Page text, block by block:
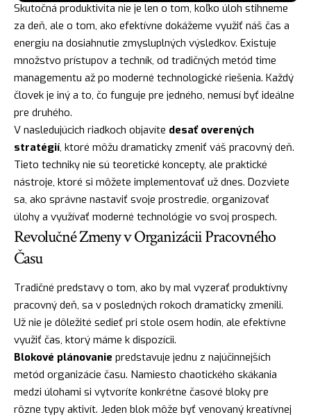
Skutočná produktivita nie je len o tom, koľko úloh stihneme
za deň, ale o tom, ako efektívne dokážeme využiť náš čas a
energiu na dosiahnutie zmysluplných výsledkov. Existuje
množstvo prístupov a techník, od tradičných metód time
managementu až po moderné technologické riešenia. Každý
človek je iný a to, čo funguje pre jedného, nemusí byť ideálne
pre druhého.
V nasledujúcich riadkoch objavíte desať overených
stratégií, ktoré môžu dramaticky zmeniť váš pracovný deň.
Tieto techniky nie sú teoretické koncepty, ale praktické
nástroje, ktoré si môžete implementovať už dnes. Dozviete
sa, ako správne nastaviť svoje prostredie, organizovať
úlohy a využívať moderné technológie vo svoj prospech.
Revolučné Zmeny v Organizácii Pracovného
Času
Tradičné predstavy o tom, ako by mal vyzerať produktívny
pracovný deň, sa v posledných rokoch dramaticky zmenili.
Už nie je dôležité sedieť pri stole osem hodín, ale efektívne
využiť čas, ktorý máme k dispozícii.
Blokové plánovanie predstavuje jednu z najúčinnejších
metód organizácie času. Namiesto chaotického skákania
medzi úlohami si vytvoríte konkrétne časové bloky pre
rôzne typy aktivít. Jeden blok môže byť venovaný kreatívnej